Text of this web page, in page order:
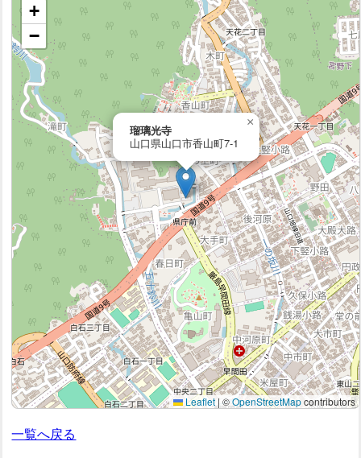
瑠璃光寺
山口県山口市香山町7-1
×
+
−
Leaflet | ©OpenStreetMapcontributors
一覧へ戻る